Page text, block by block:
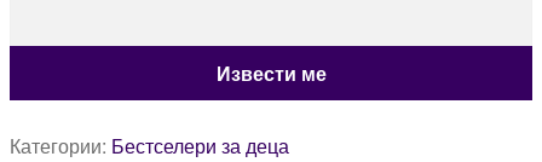
Категории: Бестселери за деца